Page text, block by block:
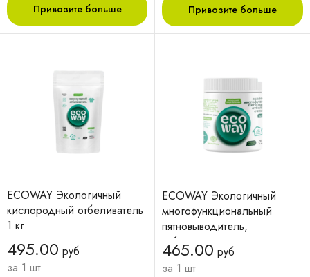
Привозите больше Привозите больше
ECOWAY Экологичный
кислородный отбеливатель
1 кг.
495.00 руб
за 1 шт
ECOWAY Экологичный
многофункциональный
пятновыводитель,
отбеливатель, очиститель
500 г.
465.00 руб
за 1 шт